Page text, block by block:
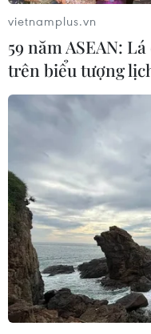
TIN CÙNG
Hiện trường
nổ trên sông Sài
người thiệt mạng
vietnamplus.vn
59 năm ASEAN:
trên biểu tượng